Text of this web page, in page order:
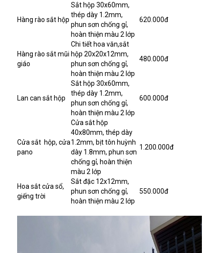
Hàng rào sắt hộp
Sắt hộp 30x60mm,
thép dày 1.2mm,
phun sơn chống gỉ,
hoàn thiện màu 2 lớp
620.000đ
Hàng rào sắt mũi
giáo
Chi tiết hoa văn,sắt
hộp 20x20x12mm,
phun sơn chống gỉ,
hoàn thiện màu 2 lớp
480.000đ
Lan can sắt hộp
Sắt hộp 30x60mm,
thép dày 1.2mm,
phun sơn chống gỉ,
hoàn thiện màu 2 lớp
600.000đ
Cửa sắt hộp, cửa
pano
Cửa sắt hộp
40x80mm, thép dày
1.2mm, bịt tôn huỳnh
dày 1.8mm, phun sơn
chống gỉ, hoàn thiện
màu 2 lớp
1.200.000đ
Hoa sắt cửa sổ,
giếng trời
Sắt đặc 12x12mm,
phun sơn chống gỉ,
hoàn thiện màu 2 lớp
550.000đ